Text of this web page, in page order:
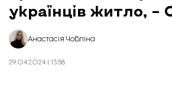
Бізнес
Шлях додому
Колонки
Про нас
Редакційна політика
українців житло, –
Анастасія Чобліна
29.04.2024 | 13:58